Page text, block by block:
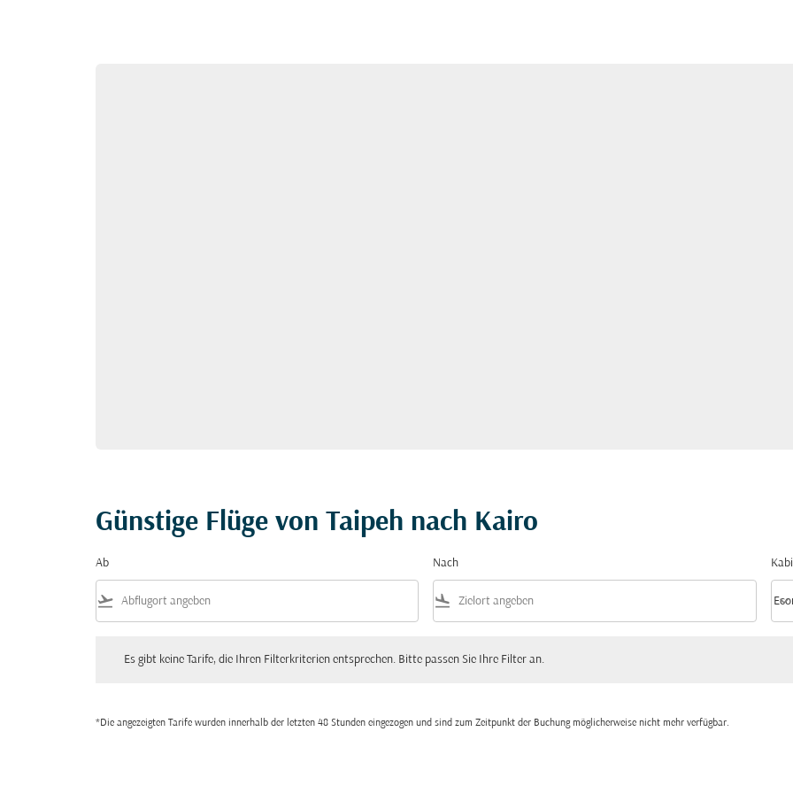
Günstige Flüge von Taipeh nach Kairo
Ab
flight_takeoff
Nach
flight_land keyboard_arrow_down
Es gibt keine Tarife, die Ihren Filterkriterien entsprechen. Bitte passen Sie Ihre Filter an.
*Die angezeigten Tarife wurden innerhalb der letzten 48 Stunden eingezogen und sind zum Zeitpunkt der Buchung möglicherweise nicht mehr verfügbar.